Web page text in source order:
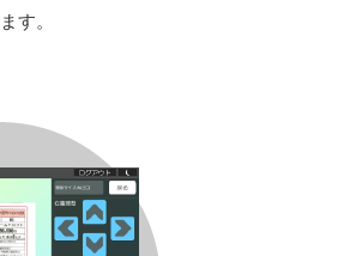
す。